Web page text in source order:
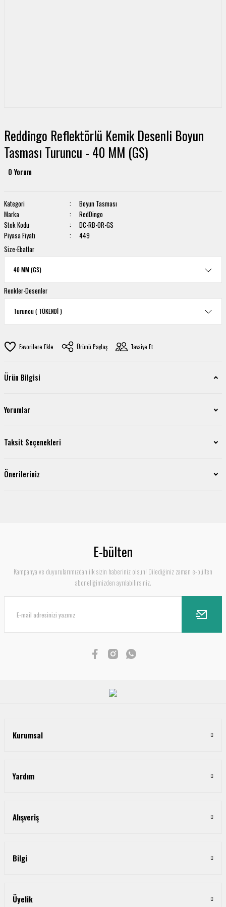
Reddingo Reflektörlü Kemik Desenli Boyun
Tasması Turuncu - 40 MM (GS)
0 Yorum
Kategori
Boyun Tasması
Marka
RedDingo
Stok Kodu
DC-RB-OR-GS
Piyasa Fiyatı
449
Size-Ebatlar
Renkler-Desenler
Ürünü Paylaş Tavsiye Et
Ürün Bilgisi
Yorumlar
Taksit Seçenekleri
Önerileriniz
E-bülten
Kampanya ve duyurularımızdan ilk sizin haberiniz olsun! Dilediğiniz zaman e-bülten
aboneliğimizden ayrılabilirsiniz.
Kurumsal
Yardım
Alışveriş
Bilgi
Üyelik